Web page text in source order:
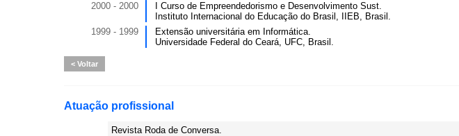
2000 - 2000
I Curso de Empreendedorismo e Desenvolvimento Sust.
Instituto Internacional do Educação do Brasil, IIEB, Brasil.
1999 - 1999
Extensão universitária em Informática.
Universidade Federal do Ceará, UFC, Brasil.
Voltar
Atuação profissional
Revista Roda de Conversa.